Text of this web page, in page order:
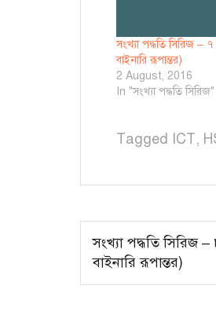
সংখ্যা পদ্ধতি সিরিজ –
বাইনারি রূপান্তর)
2 August, 2016
In "সংখ্যা পদ্ধতি সিরিজ"
Tagged ICT,
Post
navigation
সংখ্যা পদ্ধতি সিরিজ
বাইনারি রূপান্তর)